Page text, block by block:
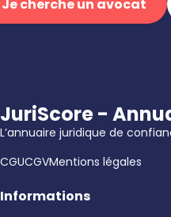
Je cherche un avocat
JuriScore -
L’annuaire juridique de
CGUCGVMentions légales
Informations